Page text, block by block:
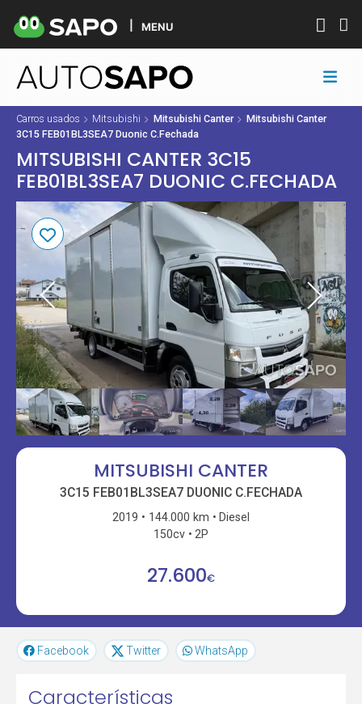
MENU
Carros usados Mitsubishi Mitsubishi Canter
Mitsubishi Canter
3C15 FEB01BL3SEA7 Duonic C.Fechada
MITSUBISHI CANTER 3C15
FEB01BL3SEA7 DUONIC C.FECHADA
MITSUBISHI CANTER
3C15 FEB01BL3SEA7 DUONIC C.FECHADA
2019 144.000 km
Diesel
150cv
2P
27.600€
Facebook Twitter WhatsApp
Características